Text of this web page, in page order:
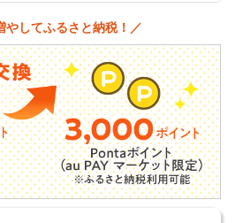
やしてふるさと納税！／